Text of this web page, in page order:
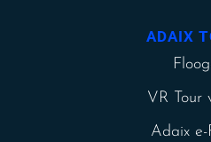
ADAIX
VR Tour
Adaix e-